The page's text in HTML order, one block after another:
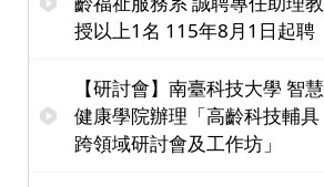
授以上1名 115年8月1日起聘
【研討會】南臺科技大學 智慧
健康學院辦理「高齡科技輔具
跨領域研討會及工作坊」